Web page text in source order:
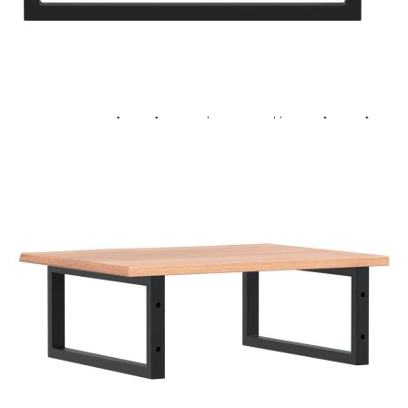
Добавете продукта в количката си с бутона "Добави в
количката" и при поръчка ще можете да изберете броя
400 лв. / €204,52
Плащане на 4 вноски. Заплащате 20% от стойността на
поръчката си на момента с карта. Останалата сума се
разделя на 3 равни месечни вноски без оскъпяване. За
покупки на стойност до 1000 лв. / €511.31
разпределя в 6 равни месечни вноски с оскъпяване. За
покупки на стойност до 2000 лв. / €1022.61